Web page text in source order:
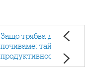
Защо трябва да си
почиваме: тайната на
продуктивността,
здравето и добрия